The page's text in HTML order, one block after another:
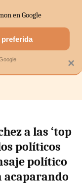
MERCADOS
a las ‘top
políticos
político
acaparando
×
en Google